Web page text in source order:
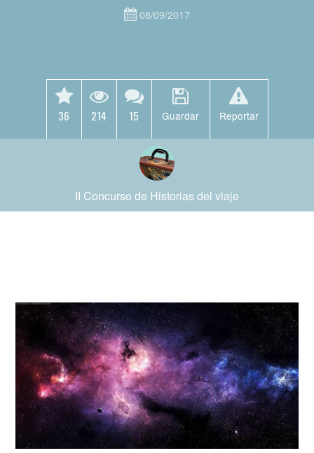
08/09/2017
36 214 15 Guardar Reportar
II Concurso de Historias del viaje